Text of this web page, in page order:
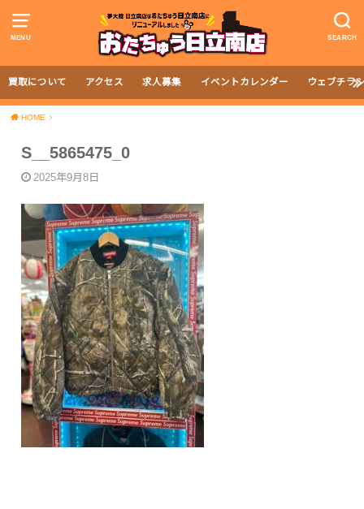
MENU SEARCH
買取について アクセス 求人募集 イベントカレンダー ウェブチラ
HOME
S__5865475_0
2025年9月8日